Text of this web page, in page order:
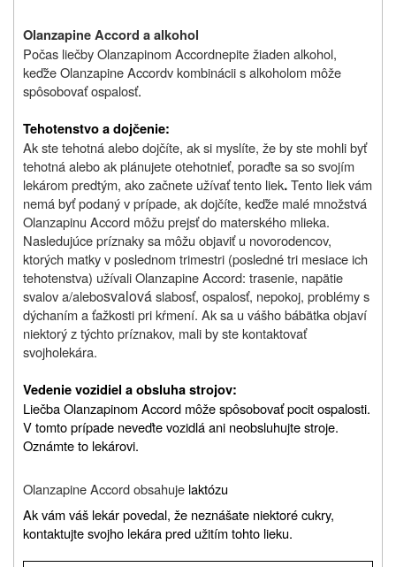
Olanzapine Accord a alkohol
Počas liečbyOlanzapinom Accordnepite žiaden alkohol,
keďžeOlanzapine Accordv kombinácii s alkoholom môže
spôsobovať ospalosť.
Tehotenstvo a dojčenie:
Ak ste tehotná alebo dojčíte, ak si myslíte, že by ste mohli byť
tehotná alebo ak plánujete otehotnieť, poraďte sa so svojím
lekárom predtým, ako začnete užívať tento liek.Tento liek vám
nemá byť podaný v prípade, ak dojčíte, keďže malé množstvá
Olanzapinu Accord môžu prejsť do materského mlieka.
Nasledujúce príznaky sa môžu objaviť u novorodencov,
ktorých matky v poslednom trimestri (posledné tri mesiace ich
tehotenstva) užívali Olanzapine Accord: trasenie, napätie
svalov a/alebosvalováslabosť, ospalosť, nepokoj, problémy s
dýchaním a ťažkosti pri kŕmení. Ak sa u vášho bábätka objaví
niektorý z týchto príznakov, mali by ste kontaktovať
svojholekára.
Vedenie vozidiel a obsluha strojov:
Liečba Olanzapinom Accord môže spôsobovať pocit ospalosti.
V tomto prípade neveďte vozidlá ani neobsluhujte stroje.
Oznámte to lekárovi.
Olanzapine Accordobsahuje laktózu
Ak vám váš lekár povedal, že neznášate niektoré cukry,
kontaktujte svojho lekára pred užitím tohto lieku.